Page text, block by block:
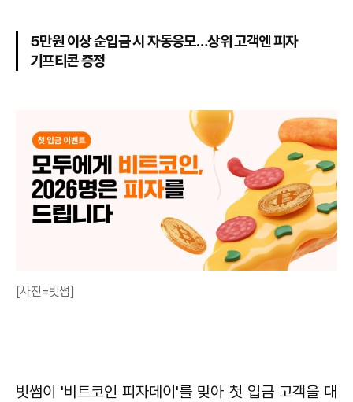
5만원 이상 순입금 시 자동응모…상위 고객엔 피자
기프티콘 증정
[사진=빗썸]
빗썸이 '비트코인 피자데이'를 맞아 첫 입금 고객을 대